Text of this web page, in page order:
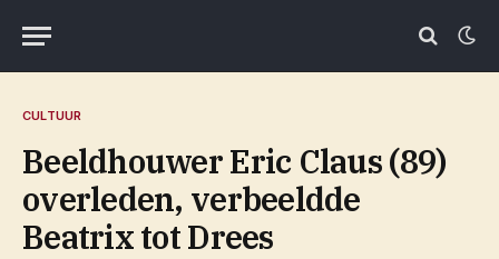
CULTUUR
Beeldhouwer Eric Claus (89)
overleden, verbeeldde
Beatrix tot Drees